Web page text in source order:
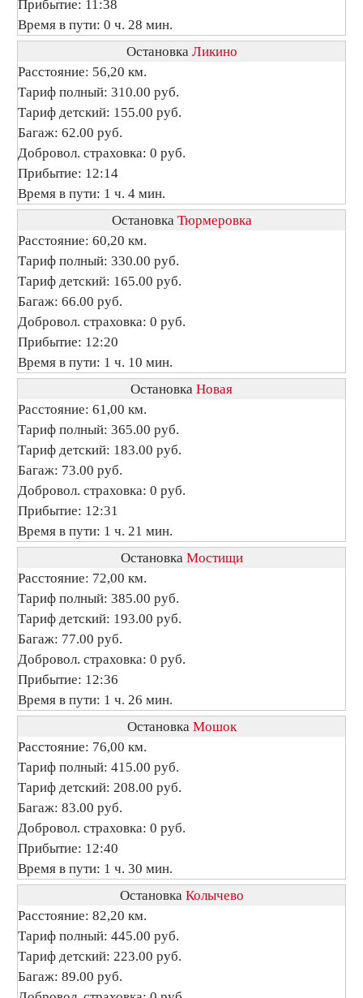
Прибытие: 11:38
Время в пути: 0 ч. 28 мин.
Остановка Ликино
Расстояние: 56,20 км.
Тариф полный: 310.00 руб.
Тариф детский: 155.00 руб.
Багаж: 62.00 руб.
Добровол. страховка: 0 руб.
Прибытие: 12:14
Время в пути: 1 ч. 4 мин.
Остановка Тюрмеровка
Расстояние: 60,20 км.
Тариф полный: 330.00 руб.
Тариф детский: 165.00 руб.
Багаж: 66.00 руб.
Добровол. страховка: 0 руб.
Прибытие: 12:20
Время в пути: 1 ч. 10 мин.
Остановка Новая
Расстояние: 61,00 км.
Тариф полный: 365.00 руб.
Тариф детский: 183.00 руб.
Багаж: 73.00 руб.
Добровол. страховка: 0 руб.
Прибытие: 12:31
Время в пути: 1 ч. 21 мин.
Остановка Мостищи
Расстояние: 72,00 км.
Тариф полный: 385.00 руб.
Тариф детский: 193.00 руб.
Багаж: 77.00 руб.
Добровол. страховка: 0 руб.
Прибытие: 12:36
Время в пути: 1 ч. 26 мин.
Остановка Мошок
Расстояние: 76,00 км.
Тариф полный: 415.00 руб.
Тариф детский: 208.00 руб.
Багаж: 83.00 руб.
Добровол. страховка: 0 руб.
Прибытие: 12:40
Время в пути: 1 ч. 30 мин.
Остановка Колычево
Расстояние: 82,20 км.
Тариф полный: 445.00 руб.
Тариф детский: 223.00 руб.
Багаж: 89.00 руб.